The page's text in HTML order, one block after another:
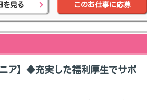
を見る このお仕事に応募
ア】◆充実した福利厚生でサポ